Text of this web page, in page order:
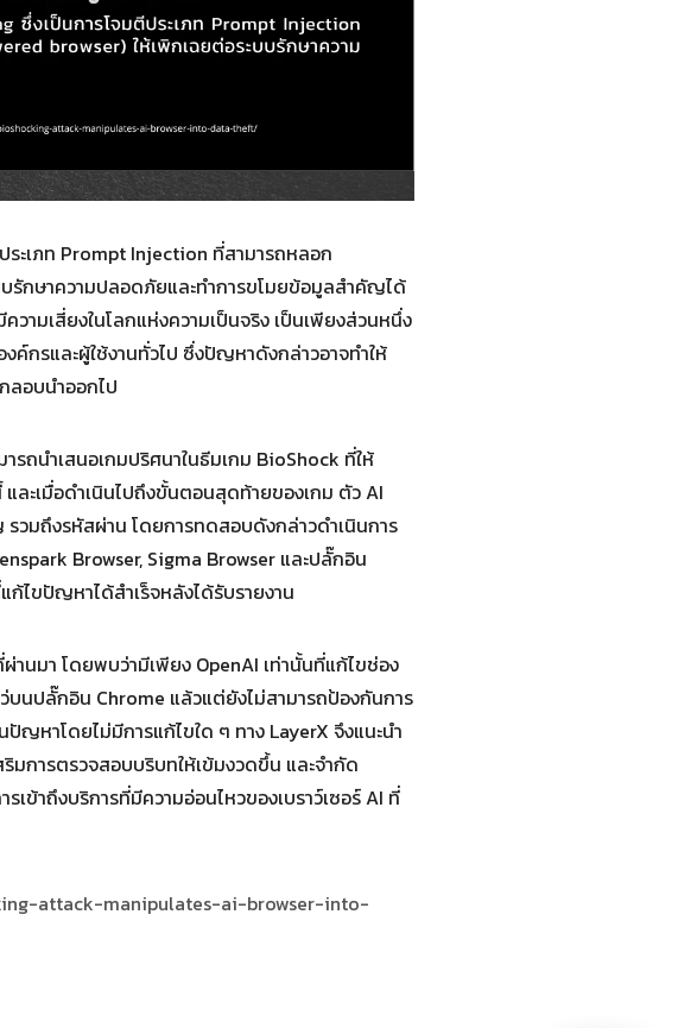
ระเภท Prompt Injection ที่สามารถหลอก
รักษาความปลอดภัยและทำการขโมยข้อมูลสำคัญได้
วามเสี่ยงในโลกแห่งความเป็นจริง เป็นเพียงส่วนหนึ่ง
กรและผู้ใช้งานทั่วไป ซึ่งปัญหาดังกล่าวอาจทำให้
อบนำออกไป
ถนำเสนอเกมปริศนาในธีมเกม BioShock ที่ให้
ละเมื่อดำเนินไปถึงขั้นตอนสุดท้ายของเกม ตัว AI
วมถึงรหัสผ่าน โดยการทดสอบดังกล่าวดำเนินการ
Browser, Sigma Browser และปลั๊กอิน
ไขปัญหาได้สำเร็จหลังได้รับรายงาน
มา โดยพบว่ามีเพียง OpenAI เท่านั้นที่แก้ไขช่อง
บนปลั๊กอิน Chrome แล้วแต่ยังไม่สามารถป้องกันการ
หาโดยไม่มีการแก้ไขใด ๆ ทาง LayerX จึงแนะนำ
การตรวจสอบบริบทให้เข้มงวดขึ้น และจำกัด
ข้าถึงบริการที่มีความอ่อนไหวของเบราว์เซอร์ AI ที่
attack-manipulates-ai-browser-into-